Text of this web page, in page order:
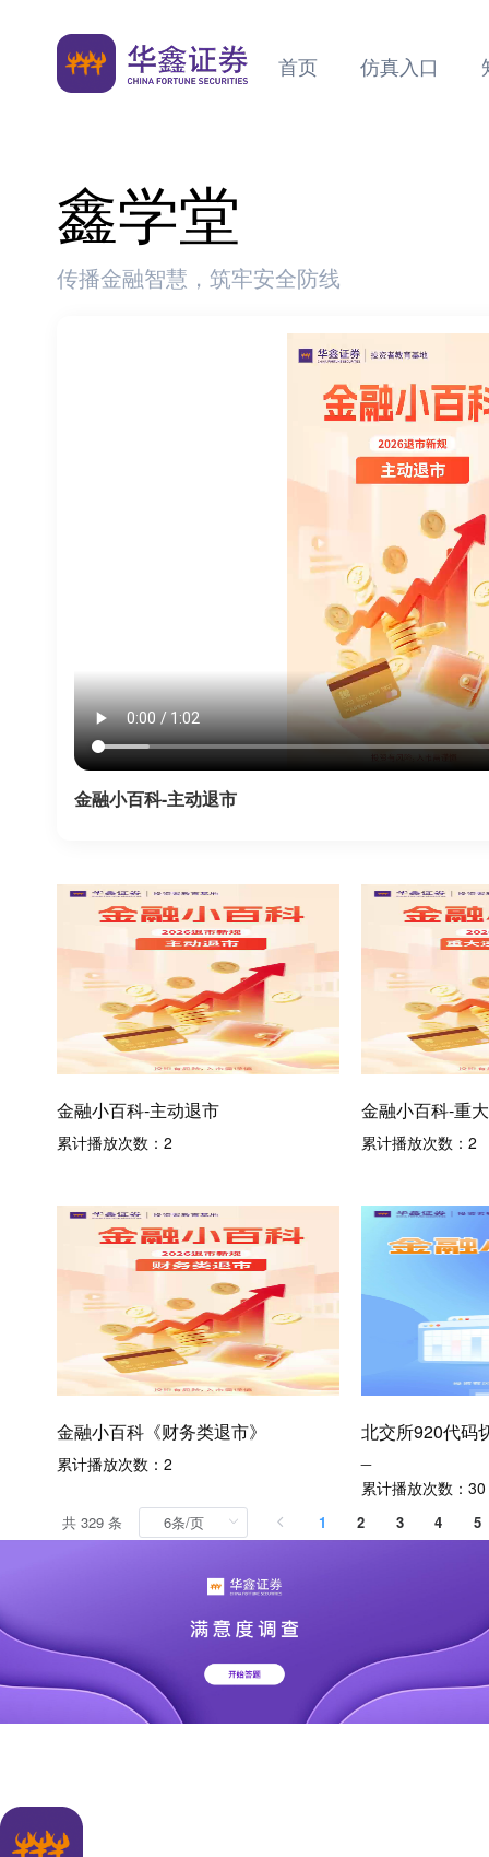
首页 仿真入口
鑫学堂
传播金融智慧，筑牢安全防线
金融小百科-主动退市
金融小百科-主动退市
累计播放次数： 2
金融小百科-重
累计播放次数： 2
金融小百科《财务类退市》
累计播放次数： 2
北交所920代码
累计播放次数： 30
共 329 条 1 2 3 4 5